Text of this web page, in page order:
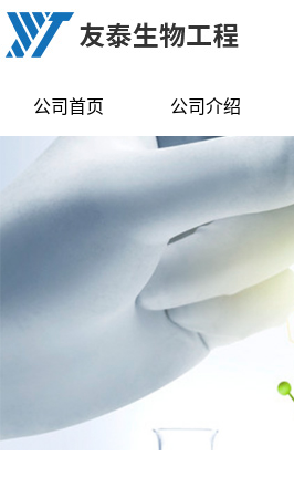
公司首页 公司介绍